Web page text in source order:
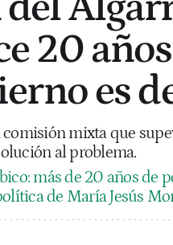
20
es
mixta que
al problema.
más de 20 años de
de María Jesús